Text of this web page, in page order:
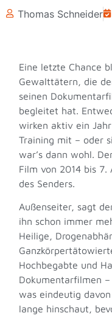
Thomas Schneider
Eine letzte Chance
Gewalttätern, die
seinen
begleitet hat.
wirken aktiv ein
Training mit – oder
war’s dann wohl.
Film von 2014 bis 7.
des Senders.
Außenseiter, sagt
ihn schon immer
Heilige,
Hochbegabte und
Dokumentarfilmen
was eindeutig
lange hinschaut,